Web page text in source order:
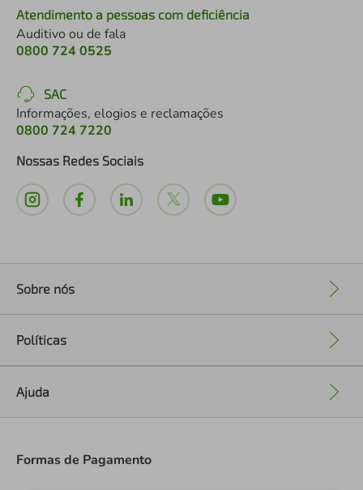
Atendimento a pessoas com deficiência
Auditivo ou de fala
0800 724 0525
SAC
Informações, elogios e reclamações
0800 724 7220
Nossas Redes Sociais
Sobre nós
Políticas
Ajuda
Formas de Pagamento